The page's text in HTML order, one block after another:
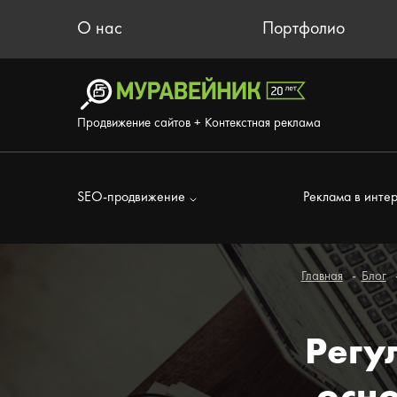
О нас Портфолио
Продвижение сайтов + Контекстная реклама
SEO-продвижение Реклама в
Главная Блог